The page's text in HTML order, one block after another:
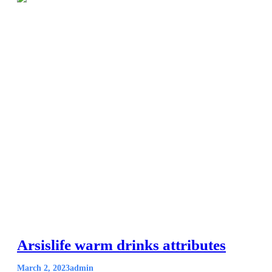
Arsislife warm drinks attributes
March 2, 2023admin